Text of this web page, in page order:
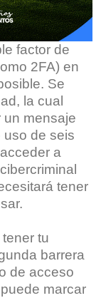
factor de
2FA) en
Se
la cual
un mensaje
de seis
a
tener
tu
barrera
de acceso
marcar